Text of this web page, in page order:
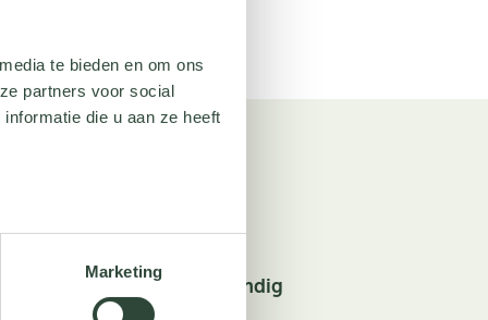
te bieden en om ons
partners voor social
die u aan ze heeft
Marketing
Weerbestendig